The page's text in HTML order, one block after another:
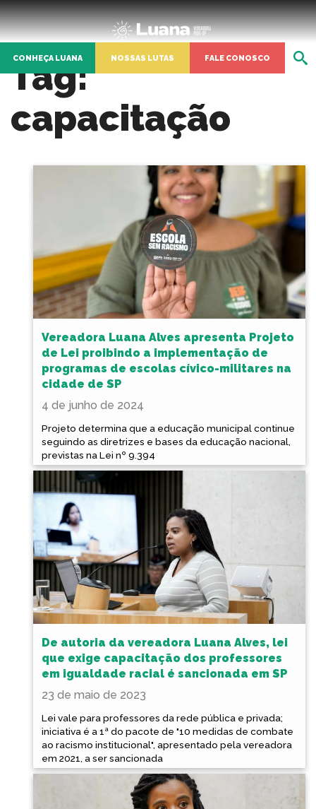
CONHEÇA LUANA NOSSAS LUTAS FALE CONOSCO
Tag:
capacitação
Vereadora Luana Alves apresenta Projeto
de Lei proibindo a implementação de
programas de escolas cívico-militares na
cidade de SP
4 de junho de 2024
Projeto determina que a educação municipal continue
seguindo as diretrizes e bases da educação nacional,
previstas na Lei nº 9.394
De autoria da vereadora Luana Alves, lei
que exige capacitação dos professores
em igualdade racial é sancionada em SP
23 de maio de 2023
Lei vale para professores da rede pública e privada;
iniciativa é a 1ª do pacote de "10 medidas de combate
ao racismo institucional", apresentado pela vereadora
em 2021, a ser sancionada